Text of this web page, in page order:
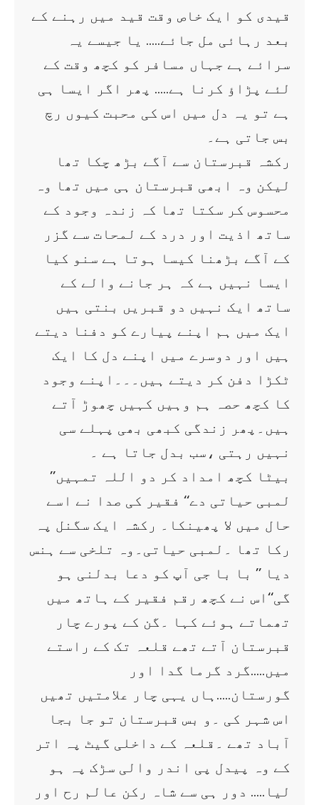
قیدی کو ایک خاص وقت قید میں رہنے کے
بعد رہائی مل جائے….. یا جیسے یہ
سرائے ہے جہاں مسافر کو کچھ وقت کے
لئے پڑاؤ کرنا ہے….. پھر اگر ایسا ہی
ہے تو یہ دل میں اس کی محبت کیوں رچ
بس جاتی ہے۔
رکشہ قبرستان سے آگے بڑھ چکا تھا
لیکن وہ ابھی قبرستان ہی میں تھا وہ
محسوس کر سکتا تھا کہ زندہ وجود کے
ساتھ اذیت اور درد کے لمحات سے گزر
کے آگے بڑھنا کیسا ہوتا ہے سنو کیا
ایسا نہیں ہے کہ ہر جانے والے کے
ساتھ ایک نہیں دو قبریں بنتی ہیں
ایک میں ہم اپنے پیارے کو دفنا دیتے
ہیں اور دوسرے میں اپنے دل کا ایک
ٹکڑا دفن کر دیتے ہیں۔۔۔اپنے وجود
کا کچھ حصہ ہم وہیں کہیں چھوڑ آتے
ہیں۔پھر زندگی کبھی بھی پہلے سی
نہیں رہتی ،سب بدل جاتا ہے ۔
’’بیٹا کچھ امداد کر دو اللہ تمہیں
لمبی حیاتی دے‘‘ فقیر کی صدا نے اسے
حال میں لا پھینکا۔ رکشہ ایک سگنل پہ
رکا تھا ۔لمبی حیاتی۔وہ تلخی سے ہنس
دیا ’’ با با جی آپ کو دعا بدلنی ہو
گی‘‘اس نے کچھ رقم فقیر کے ہاتھ میں
تھماتے ہوئے کہا ۔گن کے پورے چار
قبرستان آتے تھے قلعہ تک کے راستے
میں…..گرد گرما گدا اور
گورستان…..ہاں یہی چار علامتیں تھیں
اس شہر کی ۔و بس قبرستان تو جا بجا
آباد تھے ۔قلعہ کے داخلی گیٹ پہ اتر
کے وہ پیدل پی اندر والی سڑک پہ ہو
لیا….. دور ہی سے شاہ رکن عالم رح اور